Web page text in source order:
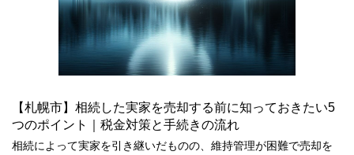
【札幌市】相続した実家を売却する前に知っておきたい5
つのポイント｜税金対策と手続きの流れ
相続によって実家を引き継いだものの、維持管理が困難で売却を